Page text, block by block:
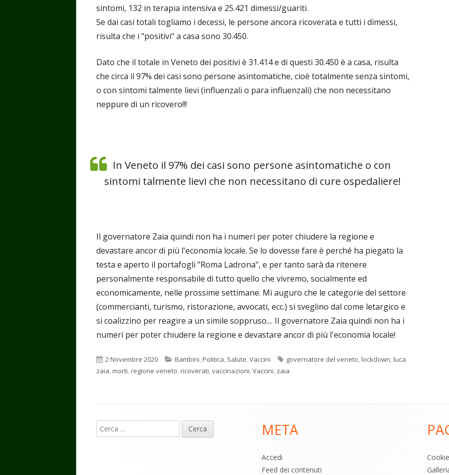
sintomi, 132 in terapia intensiva e 25.421 dimessi/guariti.
Se dai casi totali togliamo i decessi, le persone ancora ricoverata e tutti i dimessi,
risulta che i "positivi" a casa sono 30.450.
Dato che il totale in Veneto dei positivi è 31.414 e di questi 30.450 è a casa, risulta
che circa il 97% dei casi sono persone asintomatiche, cioè totalmente senza sintomi,
o con sintomi talmente lievi (influenzali o para influenzali) che non necessitano
neppure di un ricovero!!!
In Veneto il 97% dei casi sono persone asintomatiche o con
sintomi talmente lievi che non necessitano di cure ospedaliere!
Il governatore Zaia quindi non ha i numeri per poter chiudere la regione e
devastare ancor di più l'economia locale. Se lo dovesse fare è perché ha piegato la
testa e aperto il portafogli "Roma Ladrona", e per tanto sarà da ritenere
personalmente responsabile di tutto quello che vivremo, socialmente ed
economicamente, nelle prossime settimane. Mi auguro che le categorie del settore
(commercianti, turismo, ristorazione, avvocati, ecc.) si sveglino dal come letargico e
si coalizzino per reagire a un simile soppruso.... Il governatore Zaia quindi non ha i
numeri per poter chiudere la regione e devastare ancor di più l'economia locale!
Pubblicato
2 Novembre 2020 Categorie
Bambini,Politica, Salute,Vaccini Tag
governatore del veneto,lockdown,luca
zaia,morti,regione veneto,ricoverati,vaccinazioni,Vaccini, zaia
piè
Ricerca
per:
META
Accedi
Feed dei contenuti